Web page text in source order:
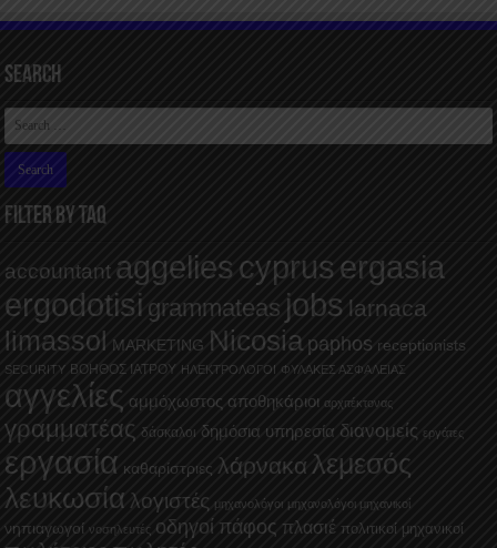
Search
FILTER BY TAQ
accountant aggelies cyprusergasia
ergodotisi grammateas jobs larnaca
limassol MARKETING Nicosia paphos receptionists
SECURITY ΒΟΗΘΟΣ ΙΑΤΡΟΥ ΗΛΕΚΤΡΟΛΟΓΟΙ ΦΥΛΑΚΕΣ ΑΣΦΑΛΕΙΑΣ
αγγελίες αμμόχωστος αποθηκάριοι αρχιτέκτονας
γραμματέας δάσκαλοι δημόσια υπηρεσία διανομείς εργάτες
εργασία καθαρίστριες λάρνακα λεμεσός
λευκωσία λογιστές μηχανολόγοι μηχανολόγοι μηχανικοί
νηπιαγωγοί νοσηλευτές οδηγοί πάφος πλασιέ πολιτικοί μηχανικοί